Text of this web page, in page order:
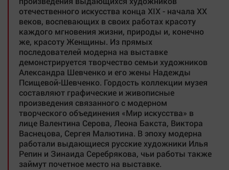
отечественного искусства конца XIX - начала XX
веков, воспевающих в своих работах красоту
каждого мгновения жизни, природы и, конечно
же, красоту Женщины. Из прямых
последователей модерна на выставке
демонстрируется творчество семьи художников
Александра Шевченко и его жены Надежды
Псищевой-Шевченко. Гордость коллекции музея
составляют графические и живописные
произведения связанного с модерном
творческого объединения «Мир искусства» в
лице Валентина Серова, Леона Бакста, Виктора
Васнецова, Сергея Малютина. В эпоху модерна
работали выдающиеся русские художники Илья
Репин и Зинаида Серебрякова, чьи работы также
займут почетное место на выставке.